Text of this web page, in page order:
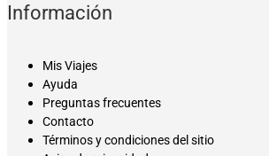
Información
Mis Viajes
Ayuda
Preguntas frecuentes
Contacto
Términos y condiciones del sitio